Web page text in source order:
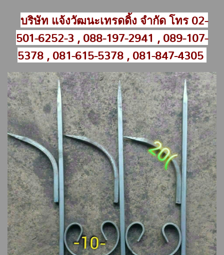
บริษัท แจ้งวัฒนะเทรดดิ้ง จำกัด โทร 02-
501-6252-3 , 088-197-2941 , 089-107-
5378 , 081-615-5378 , 081-847-4305